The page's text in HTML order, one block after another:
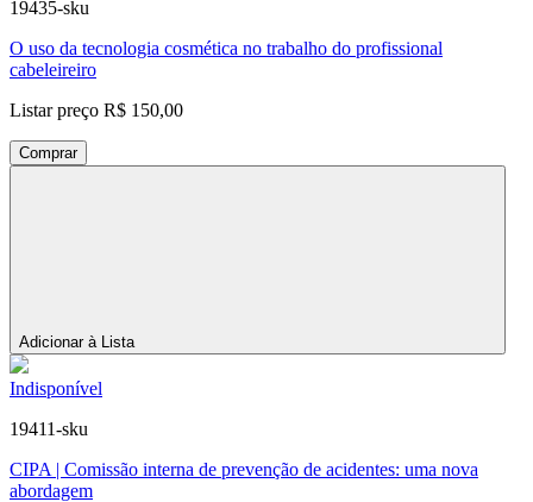
19435-sku
O uso da tecnologia cosmética no trabalho do profissional
cabeleireiro
Listar preço R$ 150,00
Comprar
Adicionar à Lista
Indisponível
19411-sku
CIPA | Comissão interna de prevenção de acidentes: uma nova
abordagem